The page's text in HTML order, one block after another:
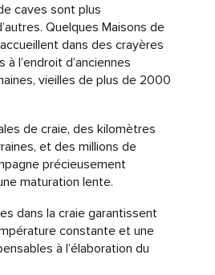
caves sont plus
Quelques Maisons de
dans des crayères
l’endroit d’anciennes
vieilles de plus de 2000
de craie, des kilomètres
et des millions de
précieusement
maturation lente.
dans la craie garantissent
constante et une
à l’élaboration du